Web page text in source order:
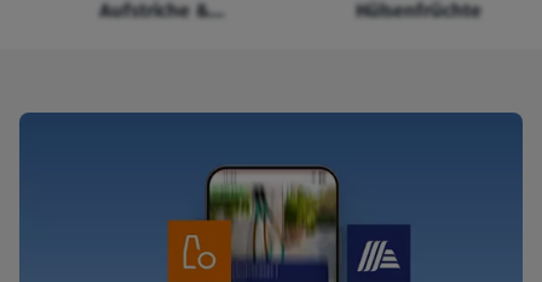
Aufstriche &
Hülsenfrüchte